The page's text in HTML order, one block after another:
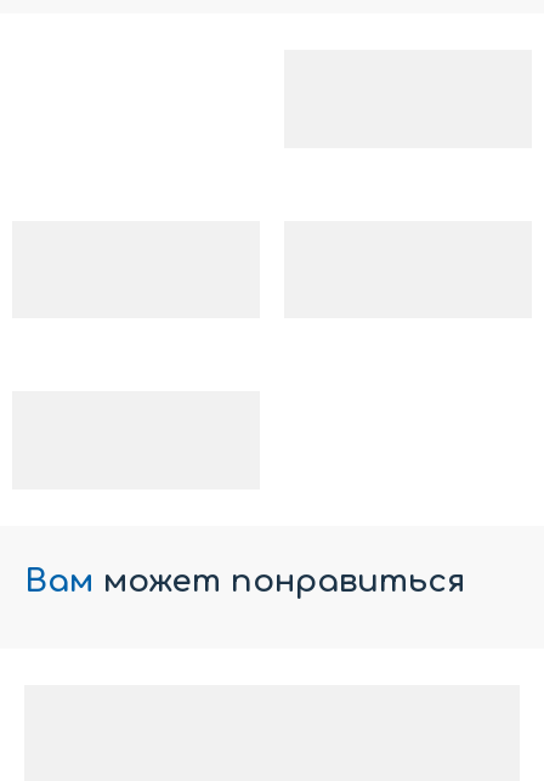
Вам может понравиться